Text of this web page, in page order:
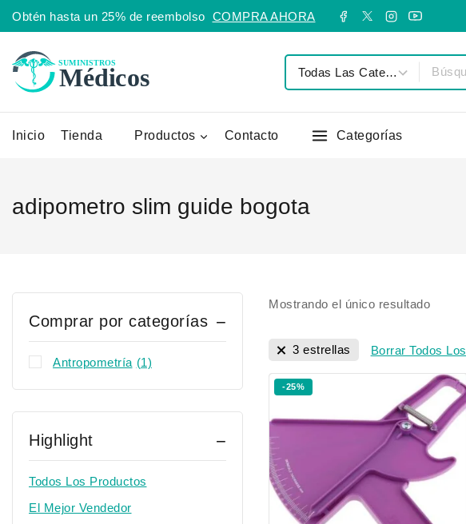
Obtén hasta un 25% de reembolso COMPRA AHORA
Inicio Tienda Productos Contacto Categorías
adipometro slim guide bogota
Mostrando el único resultado
3 estrellas Borrar Todos Los
-25%
Comprar por categorías
Antropometría (1)
Highlight
Todos Los Productos
El Mejor Vendedor